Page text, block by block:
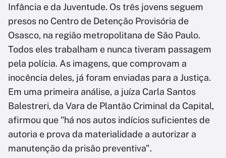
Infância e da Juventude. Os três jovens seguem
presos no Centro de Detenção Provisória de
Osasco, na região metropolitana de São Paulo.
Todos eles trabalham e nunca tiveram passagem
pela polícia. As imagens, que comprovam a
inocência deles, já foram enviadas para a Justiça.
Em uma primeira análise, a juíza Carla Santos
Balestreri, da Vara de Plantão Criminal da Capital,
afirmou que "há nos autos indícios suficientes de
autoria e prova da materialidade a autorizar a
manutenção da prisão preventiva".